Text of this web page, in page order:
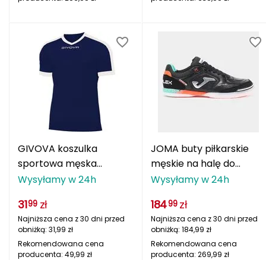
PROSKARY
Pearl Izumi
Primus
GIVOVA koszulka
sportowa męska
treningowa MAC04
Wysyłamy w 24h
3199 zł
Najniższa cena z 30 dni przed
obniżką: 31,99 zł
Rekomendowana cena
producenta: 49,99 zł
JOMA buty piłkarskie
męskie na halę do
futsalu TOP FLEX
Wysyłamy w 24h
18499 zł
Najniższa cena z 30 dni przed
obniżką: 184,99 zł
Rekomendowana cena
producenta: 269,99 zł